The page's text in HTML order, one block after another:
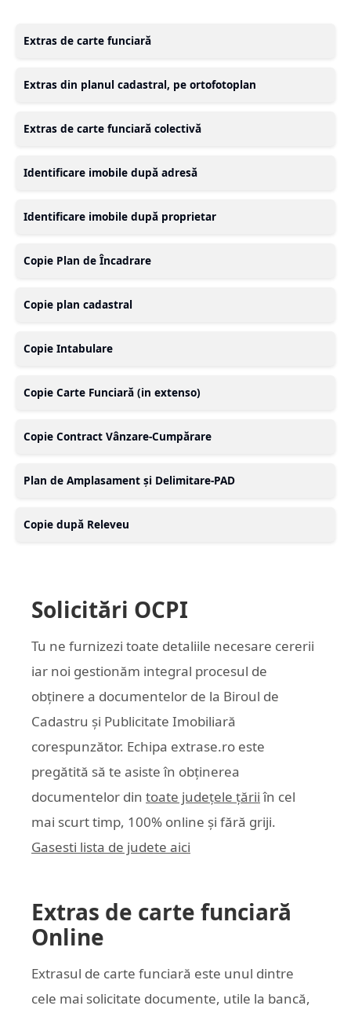
Extras de carte funciară
Extras din planul cadastral, pe ortofotoplan
Extras de carte funciară colectivă
Identificare imobile după adresă
Identificare imobile după proprietar
Copie Plan de Încadrare
Copie plan cadastral
Copie Intabulare
Copie Carte Funciară (in extenso)
Copie Contract Vânzare-Cumpărare
Plan de Amplasament și Delimitare-PAD
Copie după Releveu
Solicitări OCPI
Tu ne furnizezi toate detaliile necesare cererii
iar noi gestionăm integral procesul de
obținere a documentelor de la Biroul de
Cadastru și Publicitate Imobiliară
corespunzător. Echipa extrase.ro este
pregătită să te asiste în obținerea
documentelor din toate județele țării în cel
mai scurt timp, 100% online și fără griji.
Gasesti lista de judete aici
Extras de carte funciară
Online
Extrasul de carte funciară este unul dintre
cele mai solicitate documente, utile la bancă,